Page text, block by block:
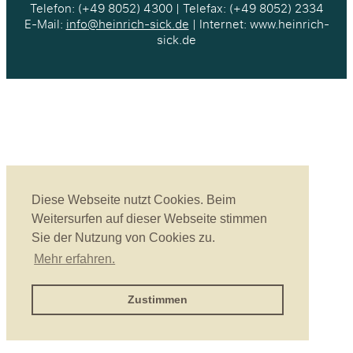
Diese Webseite nutzt Cookies. Beim
Weitersurfen auf dieser Webseite stimmen
Sie der Nutzung von Cookies zu.
Mehr erfahren.
Zustimmen
Telefon: (+49 8052) 4300 | Telefax: (+49 8052) 2334
E-Mail: info@heinrich-sick.de | Internet: www.heinrich-
sick.de